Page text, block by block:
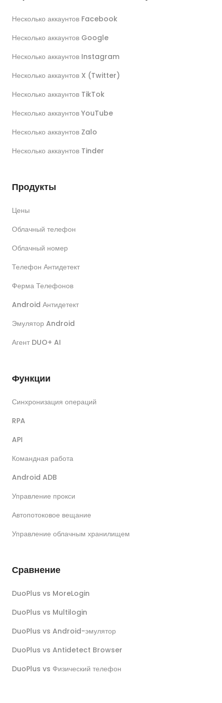
Несколько аккаунтов Facebook
Несколько аккаунтов Google
Несколько аккаунтов Instagram
Несколько аккаунтов X (Twitter)
Несколько аккаунтов TikTok
Несколько аккаунтов YouTube
Несколько аккаунтов Zalo
Несколько аккаунтов Tinder
Продукты
Цены
Облачный телефон
Облачный номер
Телефон Антидетект
Ферма Телефонов
Android Антидетект
Эмулятор Android
Агент DUO+ AI
Функции
Синхронизация операций
RPA
API
Командная работа
Android ADB
Управление прокси
Автопотоковое вещание
Управление облачным хранилищем
Сравнение
DuoPlus vs MoreLogin
DuoPlus vs Multilogin
DuoPlus vs Android-эмулятор
DuoPlus vs Antidetect Browser
DuoPlus vs Физический телефон